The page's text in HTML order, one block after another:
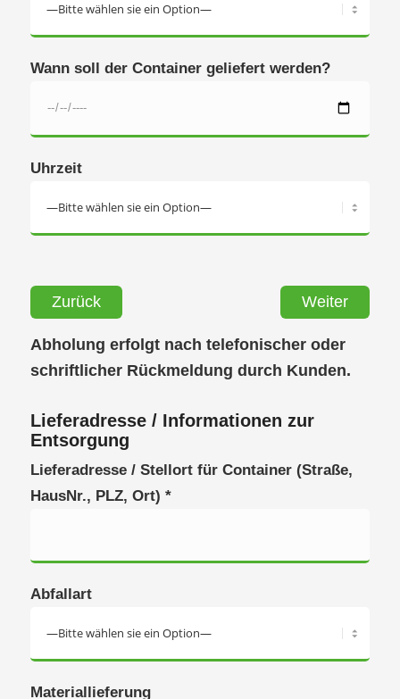
Wann soll der Container geliefert werden?
Uhrzeit
Zurück Weiter
Abholung erfolgt nach telefonischer oder
schriftlicher Rückmeldung durch Kunden.
Lieferadresse / Informationen zur
Entsorgung
Lieferadresse / Stellort für Container (Straße,
HausNr., PLZ, Ort) *
Abfallart
Materiallieferung